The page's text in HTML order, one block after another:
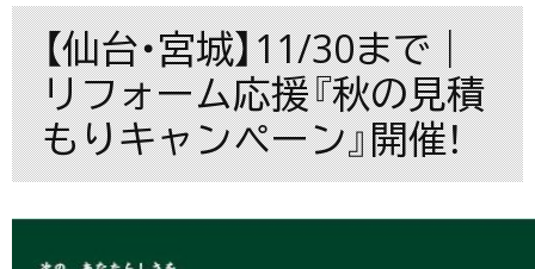
【仙台・宮城】11/30まで｜
リフォーム応援『秋の見積
もりキャンペーン』開催！